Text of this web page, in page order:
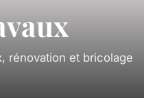
rénovation et bricolage